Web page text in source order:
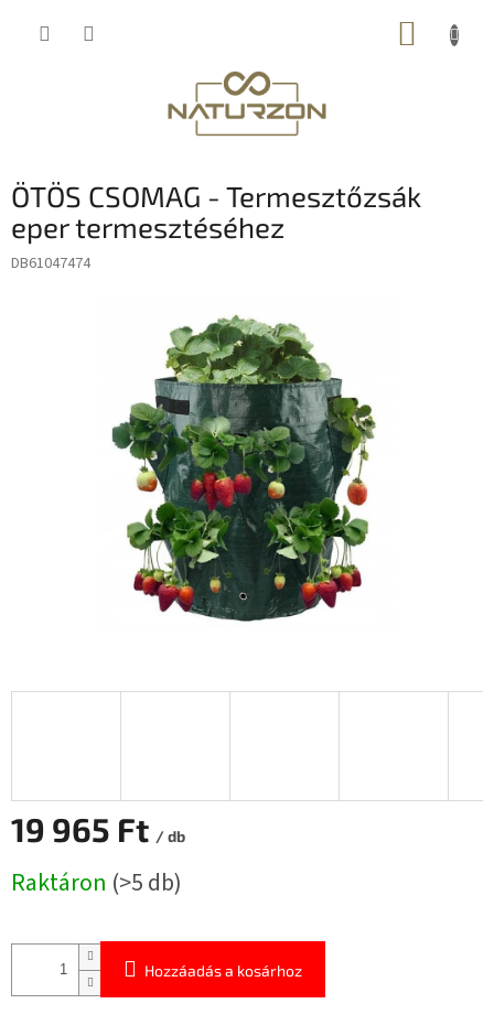
KOSÁR
ÖTÖS CSOMAG - Termesztőzsák
eper termesztéséhez
DB61047474
19 965 Ft / db
Raktáron (>5 db)
Hozzáadás a kosárhoz